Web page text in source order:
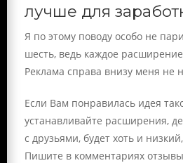
лучше для
Я по этому поводу особо не
шесть, ведь каждое
Реклама справа внизу меня не
Если Вам понравилась идея
устанавливайте расширения,
с друзьями, будет хоть и
Пишите в комментариях